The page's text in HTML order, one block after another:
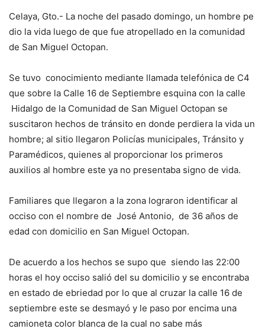
Celaya, Gto.- La noche del pasado domingo, un hombre pe
dio la vida luego de que fue atropellado en la comunidad
de San Miguel Octopan.
Se tuvo conocimiento mediante llamada telefónica de C4
que sobre la Calle 16 de Septiembre esquina con la calle
Hidalgo de la Comunidad de San Miguel Octopan se
suscitaron hechos de tránsito en donde perdiera la vida un
hombre; al sitio llegaron Policías municipales, Tránsito y
Paramédicos, quienes al proporcionar los primeros
auxilios al hombre este ya no presentaba signo de vida.
Familiares que llegaron a la zona lograron identificar al
occiso con el nombre de José Antonio, de 36 años de
edad con domicilio en San Miguel Octopan.
De acuerdo a los hechos se supo que siendo las 22:00
horas el hoy occiso salió del su domicilio y se encontraba
en estado de ebriedad por lo que al cruzar la calle 16 de
septiembre este se desmayó y le paso por encima una
camioneta color blanca de la cual no sabe más